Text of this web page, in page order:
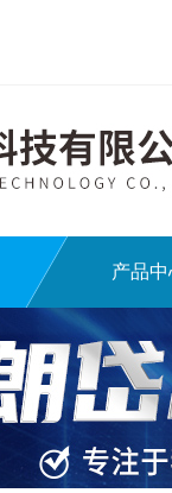
产品中